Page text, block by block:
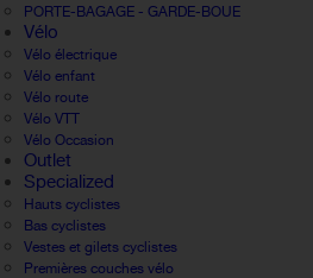
PORTE-BAGAGE - GARDE-BOUE
Vélo
Vélo électrique
Vélo enfant
Vélo route
Vélo VTT
Vélo Occasion
Outlet
Specialized
Hauts cyclistes
Bas cyclistes
Vestes et gilets cyclistes
Premières couches vélo